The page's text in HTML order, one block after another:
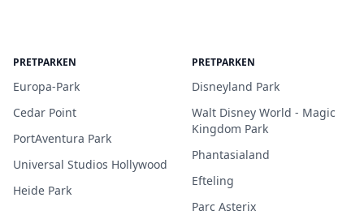
PRETPARKEN
Europa-Park
Cedar Point
PortAventura Park
Universal Studios Hollywood
Heide Park
PRETPARKEN
Disneyland Park
Walt Disney World - Magic
Kingdom Park
Phantasialand
Efteling
Parc Asterix